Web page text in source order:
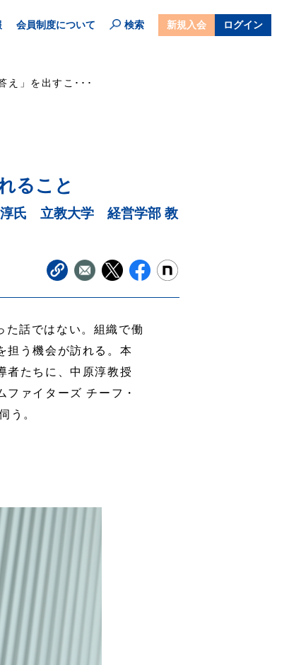
会員制度について 検索 新規入会 ログイン
え」を出すこ･･･
ること
淳氏 立教大学 経営学部 教
た話ではない。組織で働
担う機会が訪れる。本
者たちに、中原淳教授
ァイターズ チーフ・
う。